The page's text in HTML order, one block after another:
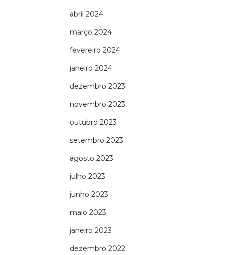
abril 2024
março 2024
fevereiro 2024
janeiro 2024
dezembro 2023
novembro 2023
outubro 2023
setembro 2023
agosto 2023
julho 2023
junho 2023
maio 2023
janeiro 2023
dezembro 2022